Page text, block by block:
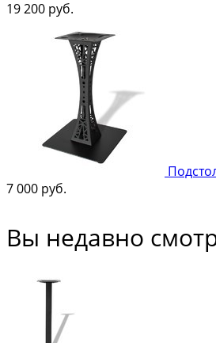
19 200 руб.
7 000 руб.
Вы недавно